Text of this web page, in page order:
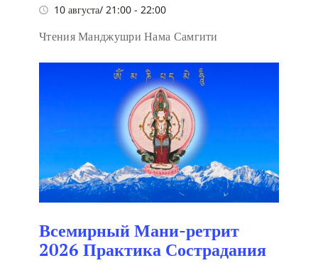
10 августа/ 21:00 - 22:00
Чтения Манджушри Нама Самгити
Всемирный Мани-ретрит
2026 Практика Сострадания